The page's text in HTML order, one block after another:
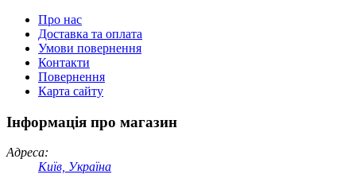
Про нас
Доставка та оплата
Умови повернення
Контакти
Повернення
Карта сайту
Інформація про магазин
Адреса:
Київ, Україна